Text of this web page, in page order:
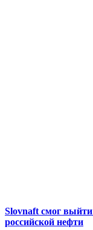
Slovnaft смог
российской нефти